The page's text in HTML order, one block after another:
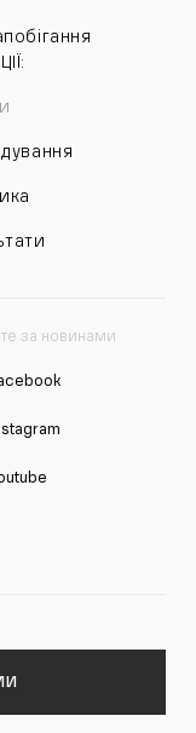
за новинами